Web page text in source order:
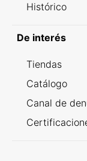
Histórico
De interés
Tiendas
Catálogo
Canal de